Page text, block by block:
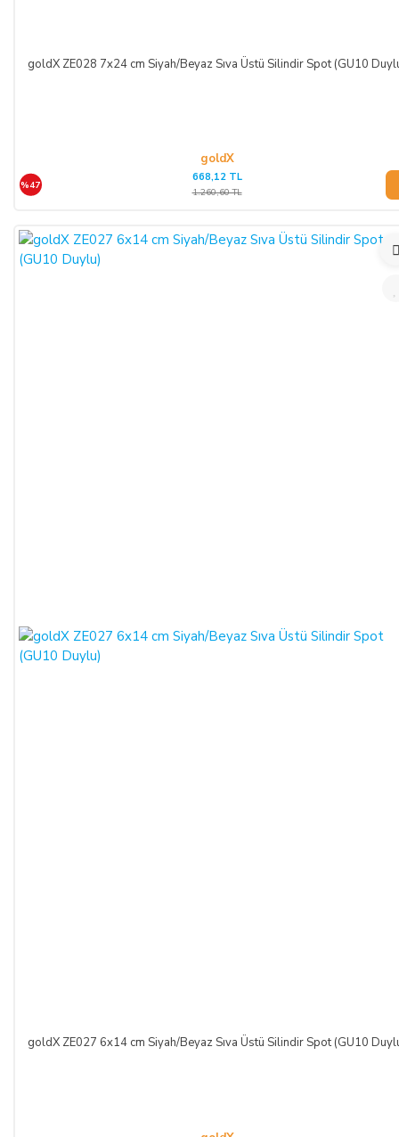
goldX ZE028 7x24 cm Siyah/Beyaz Sıva Üstü Silindir Spot (GU10
goldX
%47
668,12 TL
1.260,60 TL
goldX ZE027 6x14 cm Siyah/Beyaz Sıva Üstü Silindir Spot (GU10